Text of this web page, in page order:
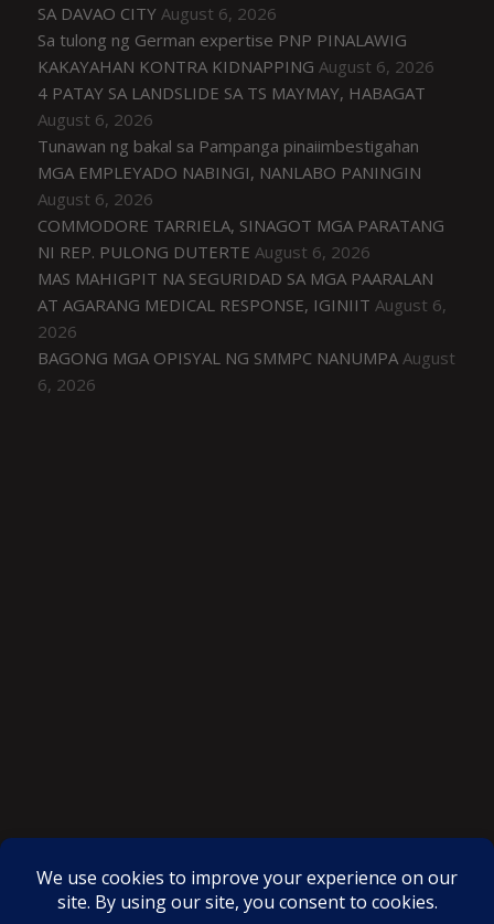
SA DAVAO CITY August 6, 2026
Sa tulong ng German expertise PNP PINALAWIG
KAKAYAHAN KONTRA KIDNAPPING August 6, 2026
4 PATAY SA LANDSLIDE SA TS MAYMAY, HABAGAT
August 6, 2026
Tunawan ng bakal sa Pampanga pinaiimbestigahan
MGA EMPLEYADO NABINGI, NANLABO PANINGIN
August 6, 2026
COMMODORE TARRIELA, SINAGOT MGA PARATANG
NI REP. PULONG DUTERTE August 6, 2026
MAS MAHIGPIT NA SEGURIDAD SA MGA PAARALAN
AT AGARANG MEDICAL RESPONSE, IGINIIT August 6,
2026
BAGONG MGA OPISYAL NG SMMPC NANUMPA August
6, 2026